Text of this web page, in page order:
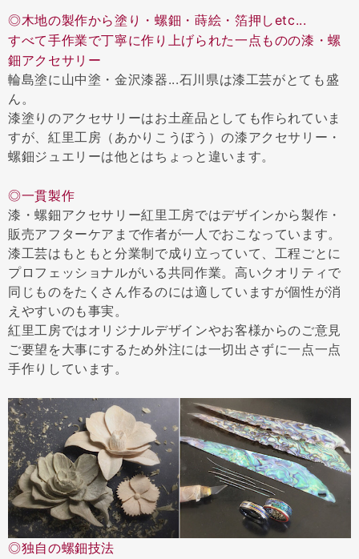
◎木地の製作から塗り・螺鈿・蒔絵・箔押しetc...
すべて手作業で丁寧に作り上げられた一点ものの漆・螺
鈿アクセサリー
輪島塗に山中塗・金沢漆器...石川県は漆工芸がとても盛
ん。
漆塗りのアクセサリーはお土産品としても作られていま
すが、紅里工房（あかりこうぼう）の漆アクセサリー・
螺鈿ジュエリーは他とはちょっと違います。
◎一貫製作
漆・螺鈿アクセサリー紅里工房ではデザインから製作・
販売アフターケアまで作者が一人でおこなっています。
漆工芸はもともと分業制で成り立っていて、工程ごとに
プロフェッショナルがいる共同作業。高いクオリティで
同じものをたくさん作るのには適していますが個性が消
えやすいのも事実。
紅里工房ではオリジナルデザインやお客様からのご意見
ご要望を大事にするため外注には一切出さずに一点一点
手作りしています。
◎独自の螺鈿技法